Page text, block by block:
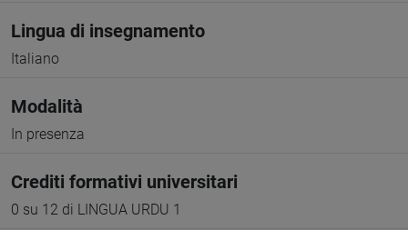
Lingua di insegnamento
Italiano
Modalità
In presenza
Crediti formativi universitari
0 su 12 di LINGUA URDU 1